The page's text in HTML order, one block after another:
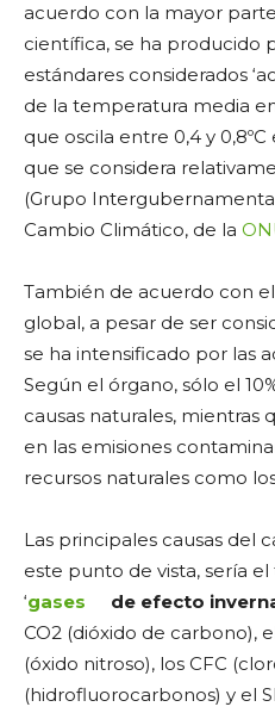
acuerdo con la mayor
científica, se ha producido
estándares considerados
de la temperatura media
que oscila entre 0,4 y
que se considera
(Grupo
Cambio Climático, de la
También de acuerdo con
global, a pesar de ser
se ha intensificado por las
Según el órgano, sólo el
causas naturales, mientras
en las emisiones
recursos naturales como
Las principales causas del
este punto de vista, sería
‘gases de efecto
CO2 (dióxido de carbono),
(óxido nitroso), los CFC
(hidrofluorocarbonos) y el